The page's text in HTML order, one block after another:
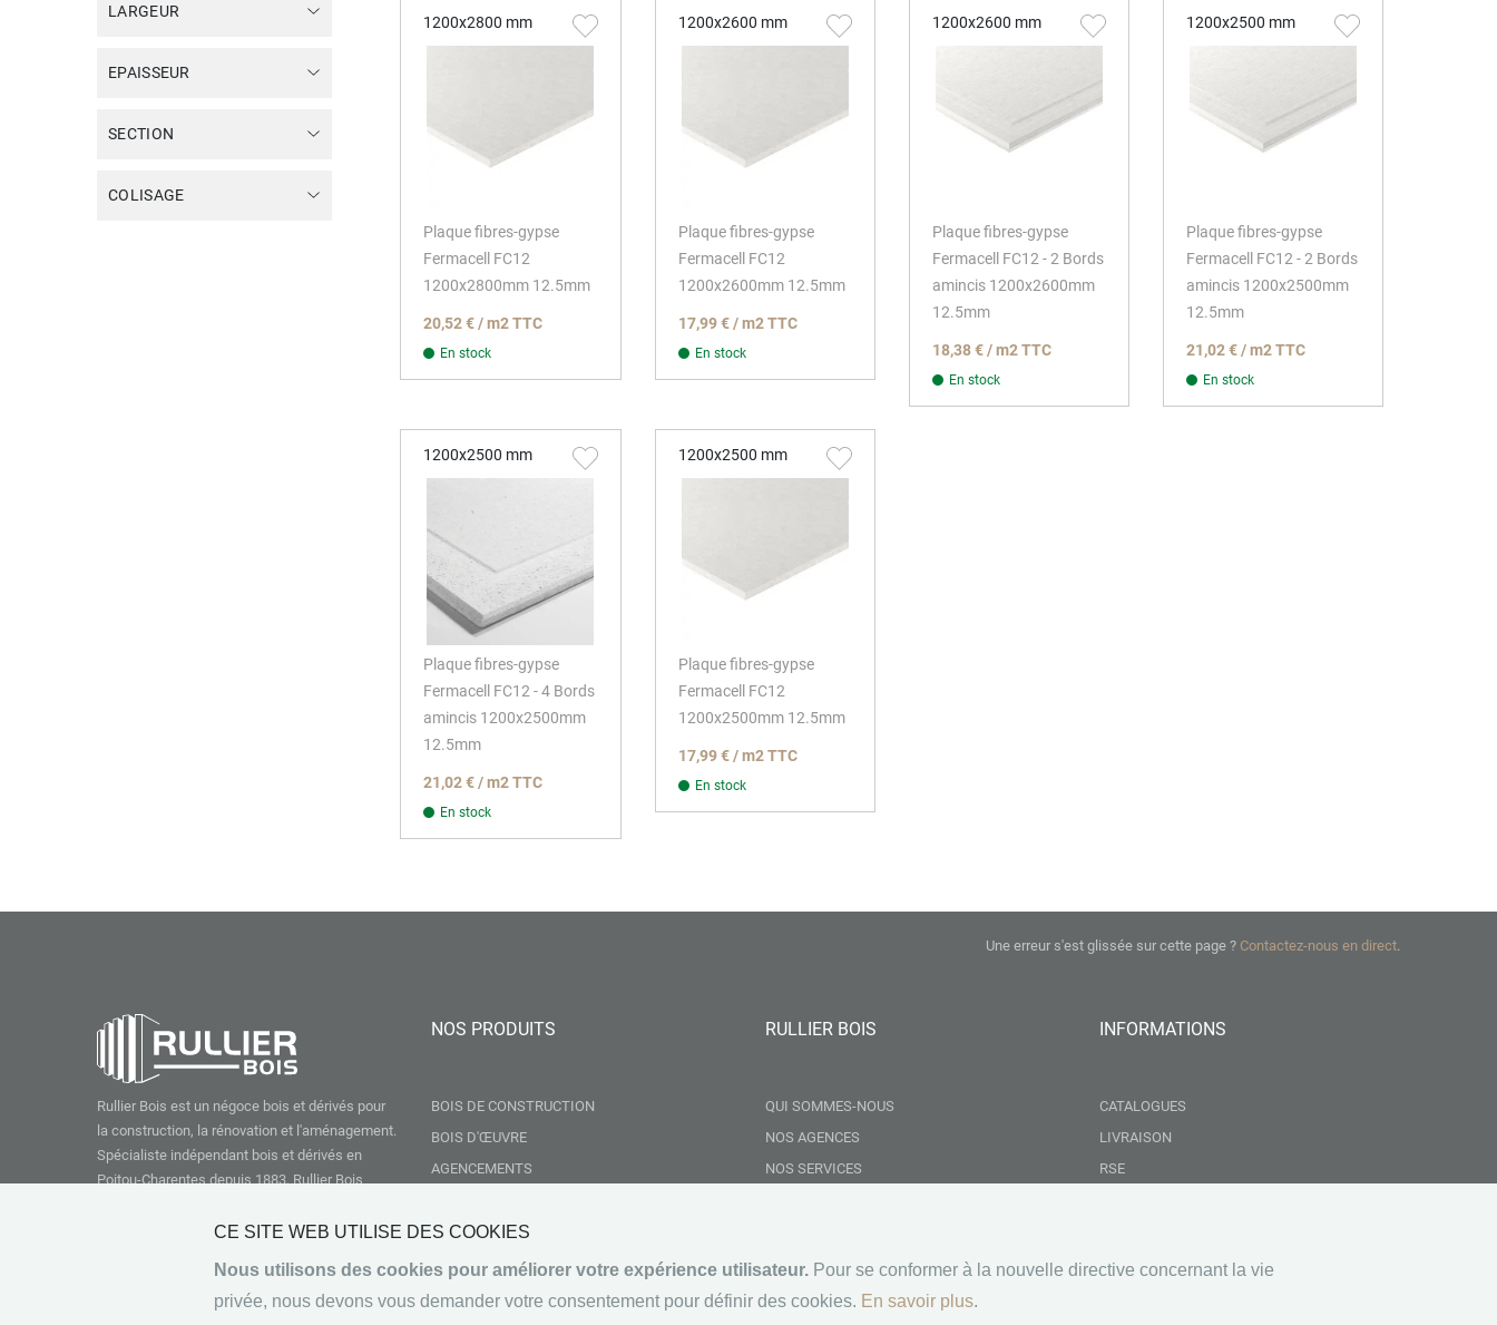
CE SITE WEB UTILISE DES COOKIES
Nous utilisons des cookies pour améliorer votre expérience utilisateur. Pour se conformer à la nouvelle directive concernant la vie
privée, nous devons vous demander votre consentement pour définir des cookies. En savoir plus.
1200x2800 mm
Plaque fibres-gypse
Fermacell FC12
1200x2800mm 12.5mm
20,52 € / m2 TTC
En stock
1200x2600 mm
Plaque fibres-gypse
Fermacell FC12
1200x2600mm 12.5mm
17,99 € / m2 TTC
En stock
1200x2600 mm
Plaque fibres-gypse
Fermacell FC12 - 2 Bords
amincis 1200x2600mm
12.5mm
18,38 € / m2 TTC
En stock
1200x2500 mm
Plaque fibres-gypse
Fermacell FC12 - 2 Bords
amincis 1200x2500mm
12.5mm
21,02 € / m2 TTC
En stock
1200x2500 mm
Plaque fibres-gypse
Fermacell FC12 - 4 Bords
amincis 1200x2500mm
12.5mm
21,02 € / m2 TTC
En stock
1200x2500 mm
Plaque fibres-gypse
Fermacell FC12
1200x2500mm 12.5mm
17,99 € / m2 TTC
En stock
LARGEUR
EPAISSEUR
SECTION
COLISAGE
Une erreur s'est glissée sur cette page ? Contactez-nous en direct.
Rullier Bois est un négoce bois et dérivés pour
la construction, la rénovation et l'aménagement.
Spécialiste indépendant bois et dérivés en
Poitou-Charentes depuis 1883, Rullier Bois
professionnels du bâtiment et particuliers.
OU VIA NOTRE
NOS PRODUITS
BOIS DE CONSTRUCTION
BOIS D'ŒUVRE
AGENCEMENTS
BARDAGES & FAÇADES
ISOLATION & PLAQUES DE PLÂTRE
MENUISERIES
RULLIER BOIS
QUI SOMMES-NOUS
NOS AGENCES
NOS SERVICES
SUIVEZ-NOUS SUR LES RÉSEAUX
INFORMATIONS
CATALOGUES
LIVRAISON
RSE
CONDITIONS GÉNÉRALES DE VENTE